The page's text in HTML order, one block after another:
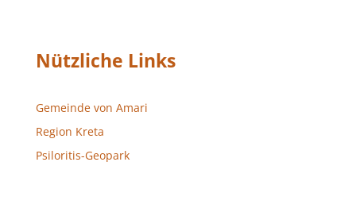
Nützliche Links
Gemeinde von Amari
Region Kreta
Psiloritis-Geopark